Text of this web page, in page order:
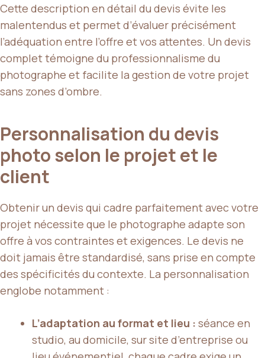
Cette description en détail du devis évite les
malentendus et permet d’évaluer précisément
l’adéquation entre l’offre et vos attentes. Un devis
complet témoigne du professionnalisme du
photographe et facilite la gestion de votre projet
sans zones d’ombre.
Personnalisation du devis
photo selon le projet et le
client
Obtenir un devis qui cadre parfaitement avec votre
projet nécessite que le photographe adapte son
offre à vos contraintes et exigences. Le devis ne
doit jamais être standardisé, sans prise en compte
des spécificités du contexte. La personnalisation
englobe notamment :
L’adaptation au format et lieu : séance en
studio, au domicile, sur site d’entreprise ou